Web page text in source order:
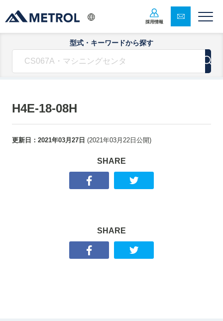
採用情報
型式・キーワードから探す
H4E-18-08H
更新日： 2021年03月27日 (2021年03月22日 公開)
SHARE
SHARE